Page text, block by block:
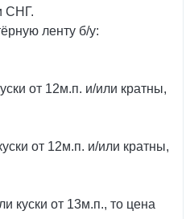
СНГ.
ленту б/у:
от 12м.п. и/или кратны,
от 12м.п. и/или кратны,
куски от 13м.п., то цена